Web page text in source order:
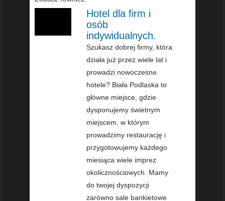
Hotel dla firm i
osób
indywidualnych.
Szukasz dobrej firmy, która
działa już przez wiele lat i
prowadzi nowoczesne
hotele? Biała Podlaska to
główne miejsce, gdzie
dysponujemy świetnym
miejscem, w którym
prowadzimy restaurację i
przygotowujemy każdego
miesiąca wiele imprez
okolicznościowych. Mamy
do twojej dyspozycji
zarówno sale bankietowe